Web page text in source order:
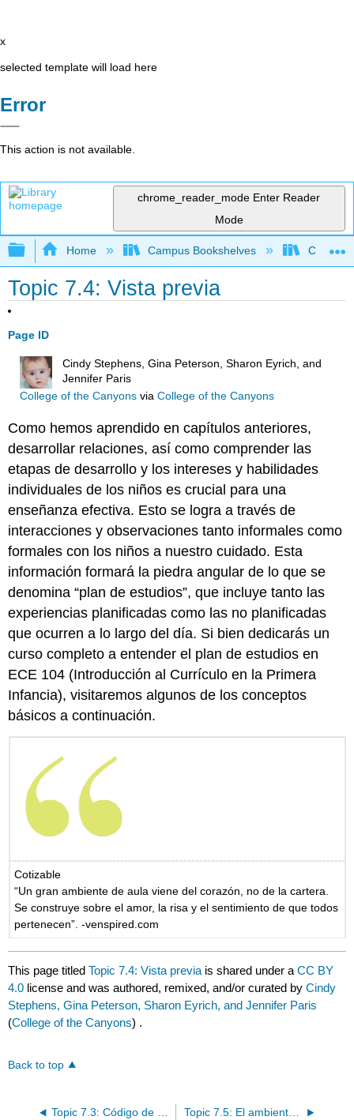
x
selected template will load here
Error
This action is not available.
chrome_reader_mode Enter Reader
Mode
Expand/collapse global hierarchy
Home Campus Bookshelves Cerro
Topic 7.4: Vista previa
Page ID
Cindy Stephens, Gina Peterson, Sharon Eyrich, and
Jennifer Paris
College of the Canyonsvia College of the Canyons
Como hemos aprendido en capítulos anteriores,
desarrollar relaciones, así como comprender las
etapas de desarrollo y los intereses y habilidades
individuales de los niños es crucial para una
enseñanza efectiva. Esto se logra a través de
interacciones y observaciones tanto informales como
formales con los niños a nuestro cuidado. Esta
información formará la piedra angular de lo que se
denomina “plan de estudios”, que incluye tanto las
experiencias planificadas como las no planificadas
que ocurren a lo largo del día. Si bien dedicarás un
curso completo a entender el plan de estudios en
ECE 104 (Introducción al Currículo en la Primera
Infancia), visitaremos algunos de los conceptos
básicos a continuación.
Cotizable
“Un gran ambiente de aula viene del corazón, no de la cartera.
Se construye sobre el amor, la risa y el sentimiento de que todos
pertenecen”. -venspired.com
This page titledTopic 7.4: Vista previa is shared under aCC BY
4.0 license and was authored, remixed, and/or curated byCindy
Stephens, Gina Peterson, Sharon Eyrich, and Jennifer Paris
(College of the Canyons) .
Back to top
Topic 7.5: El ambiente del aula como tercer maestro